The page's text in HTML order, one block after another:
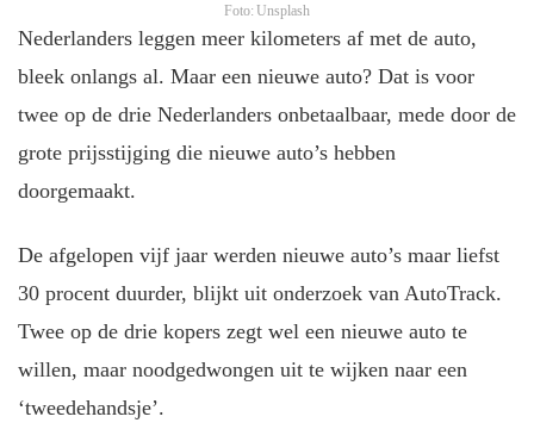
Foto: Unsplash
Nederlanders leggen meer kilometers af met de auto,
bleek onlangs al. Maar een nieuwe auto? Dat is voor
twee op de drie Nederlanders onbetaalbaar, mede door de
grote prijsstijging die nieuwe auto’s hebben
doorgemaakt.
De afgelopen vijf jaar werden nieuwe auto’s maar liefst
30 procent duurder, blijkt uit onderzoek van AutoTrack.
Twee op de drie kopers zegt wel een nieuwe auto te
willen, maar noodgedwongen uit te wijken naar een
‘tweedehandsje’.